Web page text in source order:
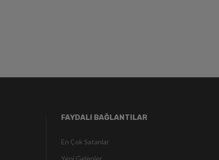
FAYDALI BAĞLANTILAR
En Çok Satanlar
Yeni Gelenler